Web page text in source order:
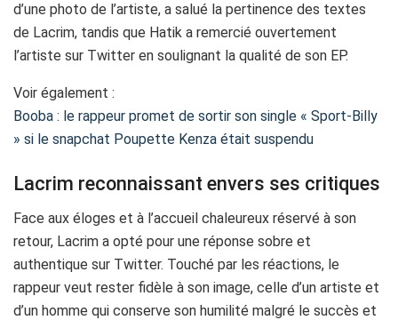
d’une photo de l’artiste, a salué la pertinence des textes
de Lacrim, tandis que Hatik a remercié ouvertement
l’artiste sur Twitter en soulignant la qualité de son EP.
Voir également :
Booba : le rappeur promet de sortir son single « Sport-Billy
» si le snapchat Poupette Kenza était suspendu
Lacrim reconnaissant envers ses critiques
Face aux éloges et à l’accueil chaleureux réservé à son
retour, Lacrim a opté pour une réponse sobre et
authentique sur Twitter. Touché par les réactions, le
rappeur veut rester fidèle à son image, celle d’un artiste et
d’un homme qui conserve son humilité malgré le succès et